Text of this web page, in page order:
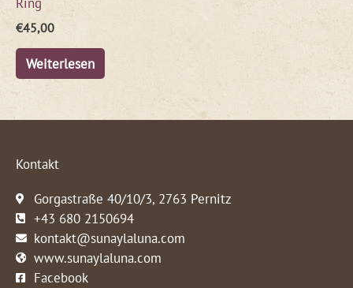
€45,00
Weiterlesen
Kontakt
Gorgastraße 40/10/3, 2763 Pernitz
+43 680 2150694
kontakt@sunaylaluna.com
www.sunaylaluna.com
Facebook